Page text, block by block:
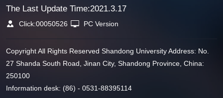
The Last Update Time:2021.3.17
Click:00050526 PC Version
Copyright All Rights Reserved Shandong University Address: No.
27 Shanda South Road, Jinan City, Shandong Province, China:
250100
Information desk: (86) - 0531-88395114